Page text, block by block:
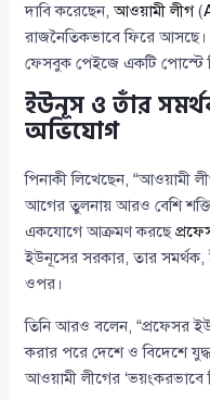
দাবি করেছেন,আওয়ামী লীগ(
রাজনৈতিকভাবে ফিরে
ফেসবুক পেইজে একটি পোস্টে
ইউনূস ও তাঁর
অভিযোগ
পিনাকী লিখেছেন, “আওয়ামী
আগের তুলনায় আরও বেশি
একযোগে আক্রমণ করছে
ইউনূসের সরকার, তার সমর্থক,
ওপর।
তিনি আরও বলেন, “প্রফেসর
করার পরে দেশে ও বিদেশে
আওয়ামী লীগের ‘ভয়ংকরভাবে